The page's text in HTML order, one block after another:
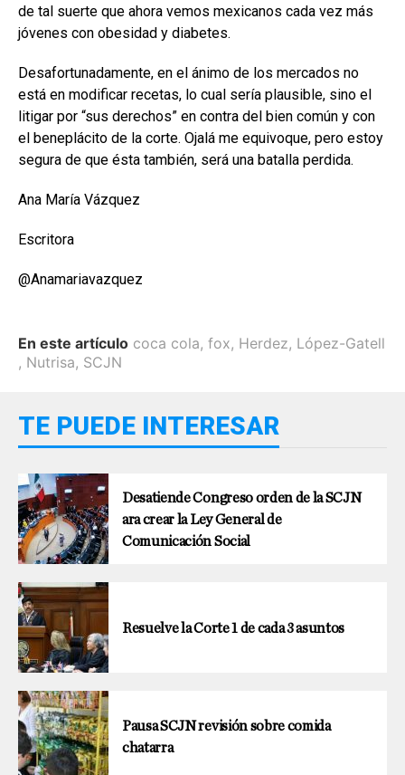
de tal suerte que ahora vemos mexicanos cada vez más
jóvenes con obesidad y diabetes.
Desafortunadamente, en el ánimo de los mercados no
está en modificar recetas, lo cual sería plausible, sino el
litigar por “sus derechos” en contra del bien común y con
el beneplácito de la corte. Ojalá me equivoque, pero estoy
segura de que ésta también, será una batalla perdida.
Ana María Vázquez
Escritora
@Anamariavazquez
En este artículo coca cola, fox, Herdez, López-Gatell
, Nutrisa, SCJN
TE PUEDE INTERESAR
Desatiende Congreso orden de la SCJN
ara crear la Ley General de
Comunicación Social
Resuelve la Corte 1 de cada 3 asuntos
Pausa SCJN revisión sobre comida
chatarra